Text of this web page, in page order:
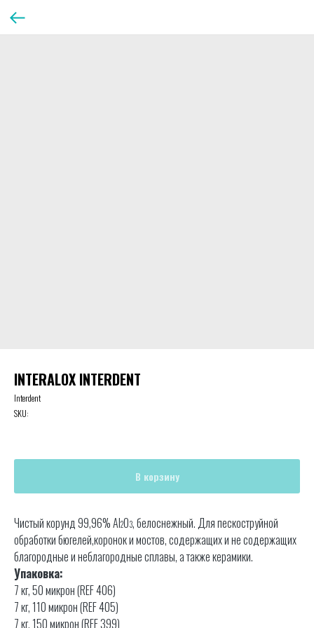
INTERALOX INTERDENT
Interdent
SKU:
В корзину
Чистый корунд 99,96% Al2O3, белоснежный. Для пескоструйной
обработки бюгелей,коронок и мостов, содержащих и не содержащих
благородные и неблагородные сплавы, а также керамики.
Упаковка:
7 кг, 50 микрон (REF 406)
7 кг, 110 микрон (REF 405)
7 кг, 150 микрон (REF 399)